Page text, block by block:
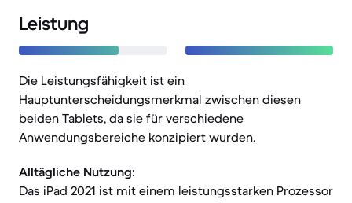
Leistung
Die Leistungsfähigkeit ist ein
Hauptunterscheidungsmerkmal zwischen diesen
beiden Tablets, da sie für verschiedene
Anwendungsbereiche konzipiert wurden.
Alltägliche Nutzung:
Das iPad 2021 ist mit einem leistungsstarken Prozessor